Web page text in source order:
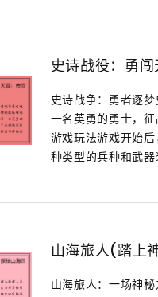
史诗战役：勇
史诗战争：勇者逐
一名英勇的勇士，
游戏玩法游戏开始
种类型的兵种和武
山海旅人(踏上
山海旅人：一场神